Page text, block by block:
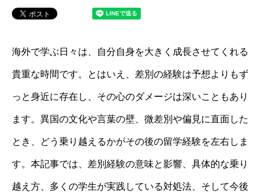
海外で学ぶ日々は、自分自身を大きく成長させてくれる
貴重な時間です。とはいえ、差別の経験は予想よりもず
っと身近に存在し、その心のダメージは深いこともあり
ます。異国の文化や言葉の壁、微差別や偏見に直面した
とき、どう乗り越えるかがその後の留学経験を左右しま
す。本記事では、差別経験の意味と影響、具体的な乗り
越え方、多くの学生が実践している対処法、そして今後